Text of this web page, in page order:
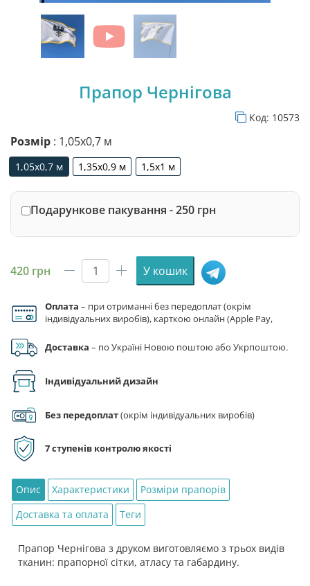
Прапор Чернігова
Код: 10573
Розмір : 1,05х0,7 м
1,05х0,7 м
1,05х0,7 м
1,35х0,9 м
1,35х0,9 м
1,5х1 м
1,5х1 м
Подарункове пакування - 250 грн
420 грн
Прапор
кількість
У кошик
Оплата – при отриманні без передоплат (окрім
індивідуальних виробів), карткою онлайн (Apple Pay,
Доставка – по Україні Новою поштою або Укрпоштою.
Індивідуальний дизайн
Без передоплат(окрім індивідуальних виробів)
7 ступенів контролю якості
Опис Характеристики
Розміри прапорів
Доставка та оплата
Теги
Прапор Чернігова з друком виготовляємо з трьох видів
тканин: прапорної сітки, атласу та габардину.